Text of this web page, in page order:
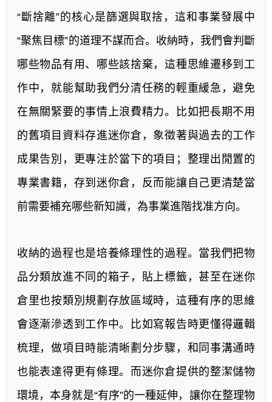
“斷捨離”的核心是篩選與取捨，這和事業發展中
“聚焦目標”的道理不謀而合。收納時，我們會判斷
哪些物品有用、哪些該捨棄，這種思維遷移到工
作中，就能幫助我們分清任務的輕重緩急，避免
在無關緊要的事情上浪費精力。比如把長期不用
的舊項目資料存進迷你倉，象徵著與過去的工作
成果告別，更專注於當下的項目；整理出閒置的
專業書籍，存到迷你倉，反而能讓自己更清楚當
前需要補充哪些新知識，為事業進階找准方向。
收納的過程也是培養條理性的過程。當我們把物
品分類放進不同的箱子，貼上標籤，甚至在迷你
倉里也按類別規劃存放區域時，這種有序的思維
會逐漸滲透到工作中。比如寫報告時更懂得邏輯
梳理，做項目時能清晰劃分步驟，和同事溝通時
也能表達得更有條理。而迷你倉提供的整潔儲物
環境，本身就是“有序”的一種延伸，讓你在整理物